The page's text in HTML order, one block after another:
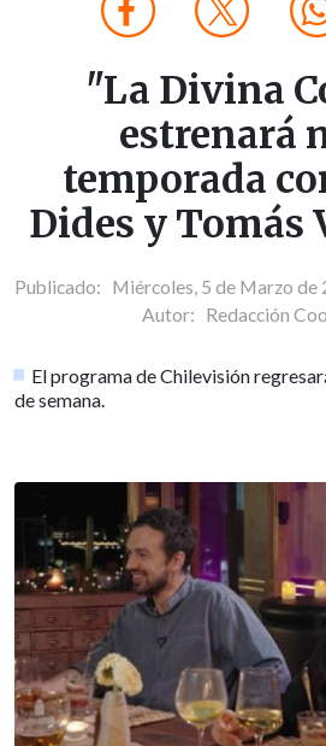
"La Divina
estrenará
temporada
Dides y Tomás
Publicado: Miércoles, 5 de Marzo de
Autor: Redacción
El programa de Chilevisión
de semana.